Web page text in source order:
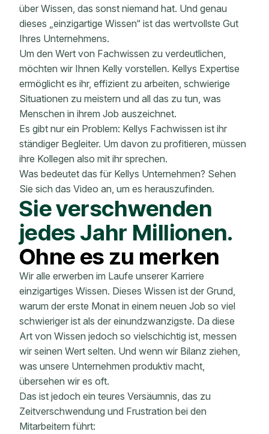
über Wissen, das sonst niemand hat. Und genau
dieses „einzigartige Wissen“ ist das wertvollste Gut
Ihres Unternehmens.
Um den Wert von Fachwissen zu verdeutlichen,
möchten wir Ihnen Kelly vorstellen. Kellys Expertise
ermöglicht es ihr, effizient zu arbeiten, schwierige
Situationen zu meistern und all das zu tun, was
Menschen in ihrem Job auszeichnet.
Es gibt nur ein Problem: Kellys Fachwissen ist ihr
ständiger Begleiter. Um davon zu profitieren, müssen
ihre Kollegen also mit ihr sprechen.
Was bedeutet das für Kellys Unternehmen? Sehen
Sie sich das Video an, um es herauszufinden.
Sie verschwenden
jedes Jahr Millionen.
Ohne es zu merken
Wir alle erwerben im Laufe unserer Karriere
einzigartiges Wissen. Dieses Wissen ist der Grund,
warum der erste Monat in einem neuen Job so viel
schwieriger ist als der einundzwanzigste. Da diese
Art von Wissen jedoch so vielschichtig ist, messen
wir seinen Wert selten. Und wenn wir Bilanz ziehen,
was unsere Unternehmen produktiv macht,
übersehen wir es oft.
Das ist jedoch ein teures Versäumnis, das zu
Zeitverschwendung und Frustration bei den
Mitarbeitern führt: